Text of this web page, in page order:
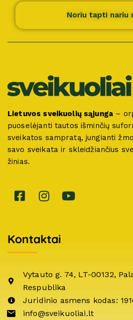
Noriu tapti nariu
Lietuvos sveikuolių sąjunga –
puoselėjanti tautos išminčių
sveikatos sampratą, jungianti
savo sveikata ir skleidžiančius
žinias.
Kontaktai
Vytauto g. 74, LT-00132,
Respublika
Juridinio asmens kodas:
info@sveikuoliai.lt